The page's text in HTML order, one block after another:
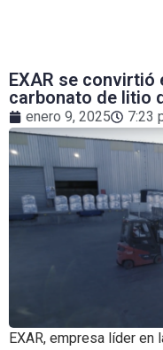
EXAR se
carbonato de litio
enero 9, 2025 7:23
EXAR, empresa líder